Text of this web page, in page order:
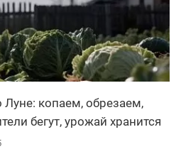
Луне: копаем, обрезаем,
бегут, урожай хранится